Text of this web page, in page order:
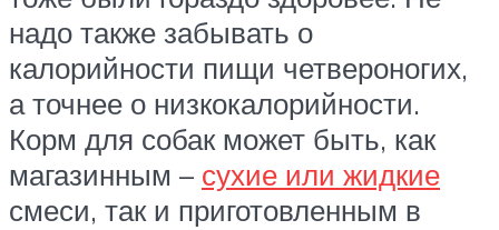
надо также забывать о
калорийности пищи четвероногих,
а точнее о низкокалорийности.
Корм для собак может быть, как
магазинным – сухие или жидкие
смеси, так и приготовленным в